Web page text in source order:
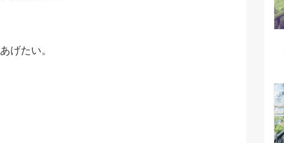
げたい。